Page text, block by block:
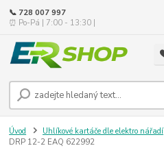
📞 728 007 997
⏰ Po-Pá | 7:00 - 13:30 |
Úvod Uhlíkové kartáče dle elektro nářadí
DRP 12-2 EAQ 622992